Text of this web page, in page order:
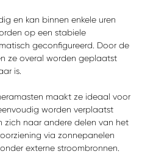
en kan binnen enkele uren
op een stabiele
geconfigureerd. Door de
ze overal worden geplaatst
is.
maakt ze ideaal voor
worden verplaatst
zich naar andere delen van het
via zonnepanelen
externe stroombronnen.